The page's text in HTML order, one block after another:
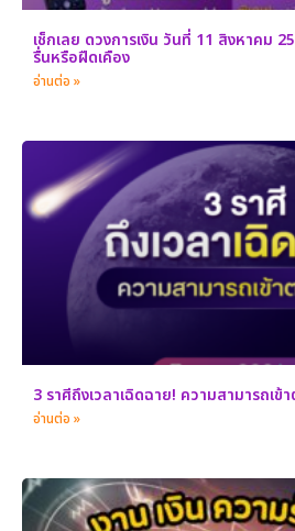
เช็กเลย ดวงการเงิน วันที่ 11 สิงหาคม
รื่นหรือฝืดเคือง
อ่านต่อ »
3 ราศีถึงเวลาเฉิดฉาย! ความสามารถเข้
อ่านต่อ »